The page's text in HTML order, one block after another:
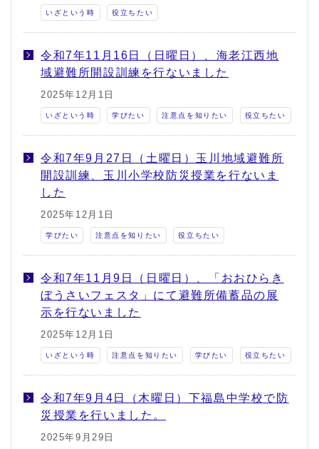
いざという時 役立ちたい
令和7年11月16日（日曜日）、海老江西地
域避難所開設訓練を行ないました
2025年12月1日
いざという時 学びたい 注意点を知りたい 役立ちたい
令和7年9月27日（土曜日）玉川地域避難所
開設訓練、玉川小学校防災授業を行ないま
した
2025年12月1日
学びたい 注意点を知りたい 役立ちたい
令和7年11月9日（日曜日）、「おおひらき
ぼうさいフェスタ」にて避難所備蓄品の展
示を行ないました
2025年12月1日
いざという時 注意点を知りたい 学びたい 役立ちたい
令和7年9月4日（木曜日）下福島中学校で防
災授業を行いました。
2025年9月29日